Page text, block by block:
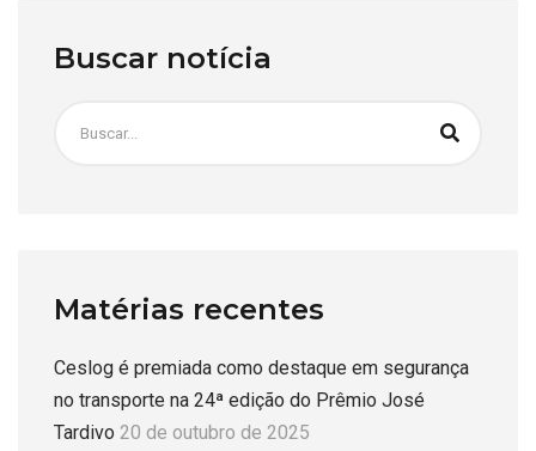
Buscar notícia
Matérias recentes
Ceslog é premiada como destaque em segurança
no transporte na 24ª edição do Prêmio José
Tardivo 20 de outubro de 2025